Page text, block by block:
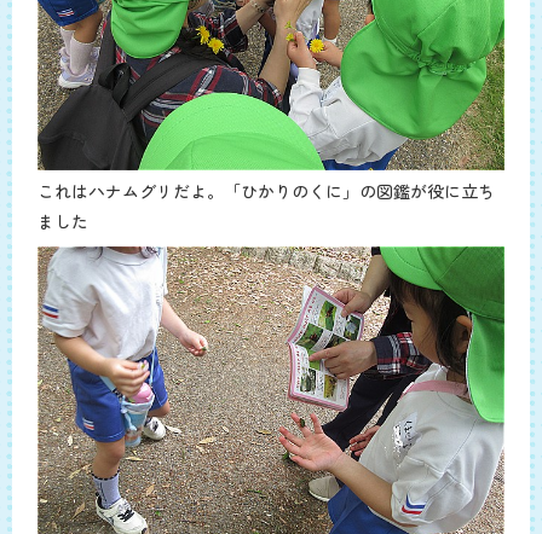
これはハナムグリだよ。「ひかりのくに」の図鑑が役に立ち
ました